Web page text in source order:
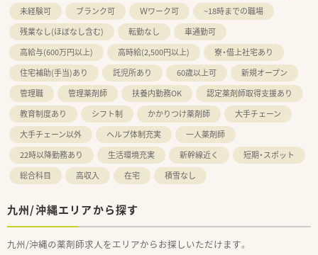
未経験可
ブランク可 Ｗワーク可
~18時までの職場
残業なし(ほぼなし含む)
転勤なし
車通勤可
高給与(600万円以上)
高時給(2,500円以上)
寮・借上社宅あり
住宅補助(手当)あり
託児所あり 60歳以上可
新規オープン
管理職
管理薬剤師 扶養内勤務OK
認定薬剤師取得支援あり
教育制度あり
シフト制 かかりつけ薬剤師
大手チェーン
大手チェーン以外
ヘルプ体制充実
一人薬剤師
22時以降勤務あり
生活環境充実 新幹線近く
短期・スポット
総合科目
高収入 在宅 積雪なし
九州/沖縄エリアから探す
九州/沖縄の薬剤師求人をエリアからお探しいただけます。